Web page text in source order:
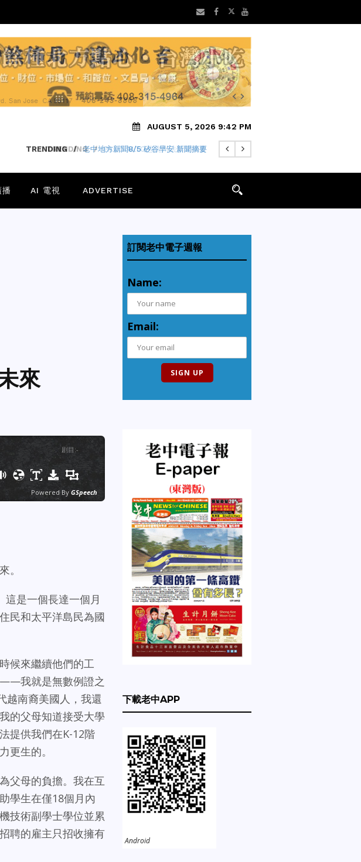
AUGUST 5, 2026 9:42 PM
TRENDING / PALO ALTO想抗州法禁建華廈
播 AI 電視 ADVERTISE
來
剧目 :-
Powered By GSpeech
。
是一個長達一個月
民和太平洋島民為國
候來繼續他們的工
——我就是無數例證之
越南裔美國人，我還
的父母知道接受大學
提供我們在K-12階
更生的。
父母的負擔。我在互
學生在僅18個月內
技術副學士學位並累
聘的雇主只招收擁有
訂閱老中電子週報
Name:
Email:
下載老中APP
Android